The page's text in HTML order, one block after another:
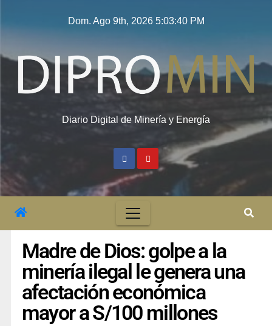
Dom. Ago 9th, 2026 5:03:41 PM
Diario Digital de Minería y Energía
Madre de Dios: golpe a la
minería ilegal le genera una
afectación económica
mayor a S/100 millones